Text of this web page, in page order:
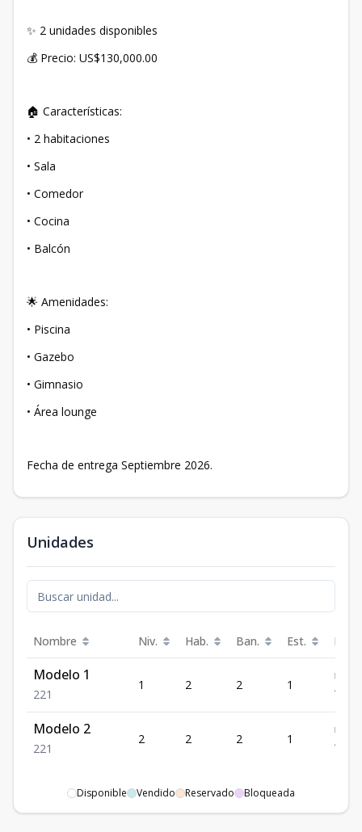
✨ 2 unidades disponibles
💰 Precio: US$130,000.00
🏠 Características:
• 2 habitaciones
• Sala
• Comedor
• Cocina
• Balcón
🌟 Amenidades:
• Piscina
• Gazebo
• Gimnasio
• Área lounge
Fecha de entrega Septiembre 2026.
Unidades
Nombre Niv. Hab. Ban. Est.
Modelo 1
221
1 2 2 1
US$
Modelo 2
221
2 2 2 1
US$
Disponible Vendido Reservado Bloqueada